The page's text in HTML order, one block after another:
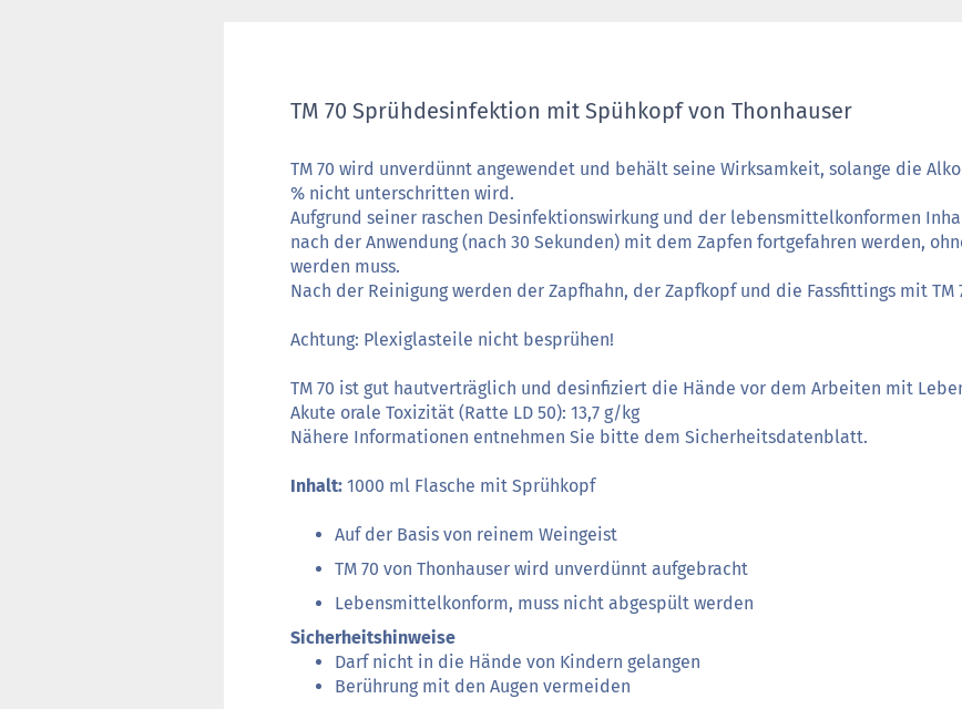
TM 70 Sprühdesinfektion mit Spühkopf von Thonhauser
TM 70 wird unverdünnt angewendet und behält seine Wirksamkeit, solange die
% nicht unterschritten wird.
Aufgrund seiner raschen Desinfektionswirkung und der lebensmittelkonformen
nach der Anwendung (nach 30 Sekunden) mit dem Zapfen fortgefahren werden,
werden muss.
Nach der Reinigung werden der Zapfhahn, der Zapfkopf und die Fassfittings mit TM
Achtung: Plexiglasteile nicht besprühen!
TM 70 ist gut hautverträglich und desinfiziert die Hände vor dem Arbeiten mit
Akute orale Toxizität (Ratte LD 50): 13,7 g/kg
Nähere Informationen entnehmen Sie bitte dem Sicherheitsdatenblatt.
Inhalt: 1000 ml Flasche mit Sprühkopf
Auf der Basis von reinem Weingeist
TM 70 von Thonhauser wird unverdünnt aufgebracht
Lebensmittelkonform, muss nicht abgespült werden
Sicherheitshinweise
Darf nicht in die Hände von Kindern gelangen
Berührung mit den Augen vermeiden